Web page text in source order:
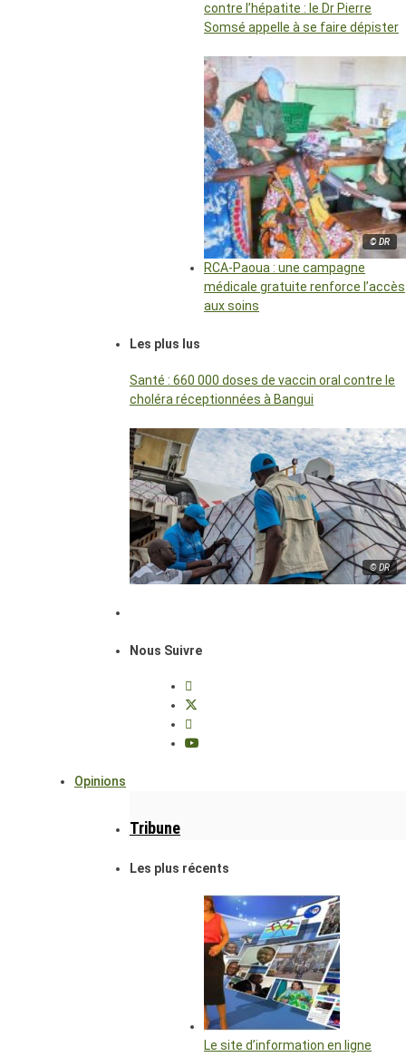
contre l’hépatite : le Dr Pierre
Somsé appelle à se faire dépister
© DR
RCA-Paoua : une campagne
médicale gratuite renforce l’accès
aux soins
Les plus lus
Santé : 660 000 doses de vaccin oral contre le
choléra réceptionnées à Bangui
© DR
Nous Suivre
Opinions
Tribune
Les plus récents
Le site d’information en ligne